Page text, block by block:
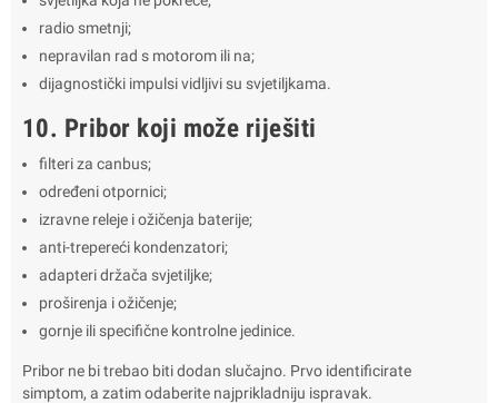
radio smetnji;
nepravilan rad s motorom ili na;
dijagnostički impulsi vidljivi su svjetiljkama.
10. Pribor koji može riješiti
filteri za canbus;
određeni otpornici;
izravne releje i ožičenja baterije;
anti-trepereći kondenzatori;
adapteri držača svjetiljke;
proširenja i ožičenje;
gornje ili specifične kontrolne jedinice.
Pribor ne bi trebao biti dodan slučajno. Prvo identificirate
simptom, a zatim odaberite najprikladniju ispravak.